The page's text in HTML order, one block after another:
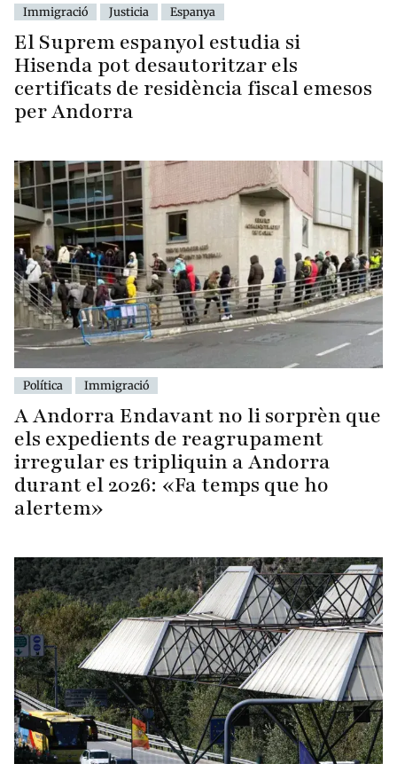
Immigració Justicia Espanya
El Suprem espanyol estudia si
Hisenda pot desautoritzar els
certificats de residència fiscal emesos
per Andorra
Política Immigració
A Andorra Endavant no li sorprèn que
els expedients de reagrupament
irregular es tripliquin a Andorra
durant el 2026: «Fa temps que ho
alertem»